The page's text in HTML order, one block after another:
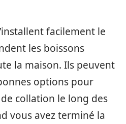
facilement le
les boissons
la maison. Ils peuvent
options pour
collation le long des
vous avez terminé la